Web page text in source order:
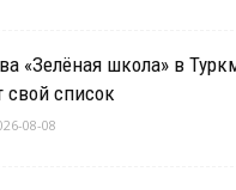
«Зелёная школа» в
свой список
08-08